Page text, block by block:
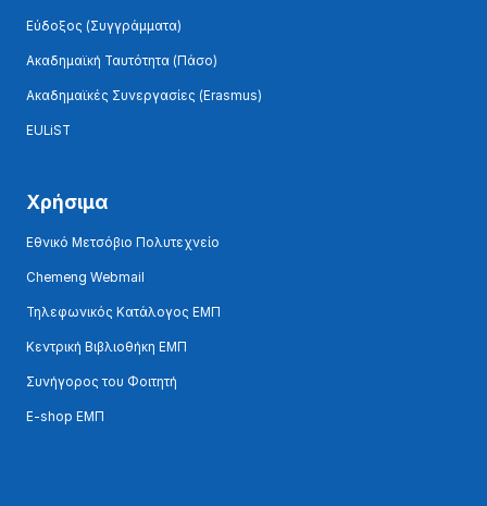
Εύδοξος (Συγγράμματα)
Ακαδημαϊκή Ταυτότητα (Πάσο)
Ακαδημαϊκές Συνεργασίες (Erasmus)
EULiST
Χρήσιμα
Εθνικό Μετσόβιο Πολυτεχνείο
Chemeng Webmail
Τηλεφωνικός Κατάλογος ΕΜΠ
Κεντρική Βιβλιοθήκη ΕΜΠ
Συνήγορος του Φοιτητή
E-shop ΕΜΠ